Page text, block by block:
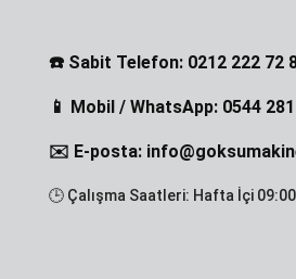
☎️ Sabit Telefon: 0212 222 72
📱 Mobil / WhatsApp: 0544
✉️ E-posta:
🕒 Çalışma Saatleri: Hafta İçi